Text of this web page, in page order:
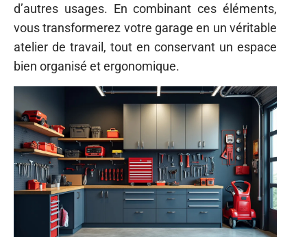
d’autres usages. En combinant ces éléments,
vous transformerez votre garage en un véritable
atelier de travail, tout en conservant un espace
bien organisé et ergonomique.